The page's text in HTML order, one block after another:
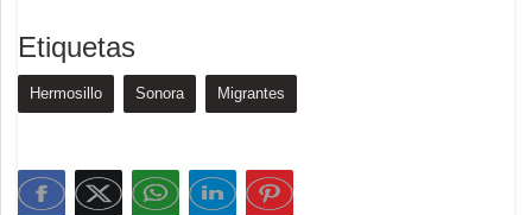
Etiquetas
Hermosillo Sonora Migrantes